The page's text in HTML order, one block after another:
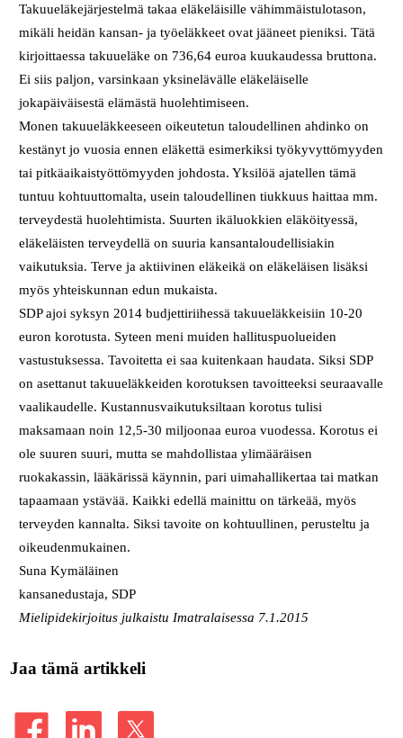
Takuueläkejärjestelmä takaa eläkeläisille vähimmäistulotason,
mikäli heidän kansan- ja työeläkkeet ovat jääneet pieniksi. Tätä
kirjoittaessa takuueläke on 736,64 euroa kuukaudessa bruttona.
Ei siis paljon, varsinkaan yksinelävälle eläkeläiselle
jokapäiväisestä elämästä huolehtimiseen.
Monen takuueläkkeeseen oikeutetun taloudellinen ahdinko on
kestänyt jo vuosia ennen eläkettä esimerkiksi työkyvyttömyyden
tai pitkäaikaistyöttömyyden johdosta. Yksilöä ajatellen tämä
tuntuu kohtuuttomalta, usein taloudellinen tiukkuus haittaa mm.
terveydestä huolehtimista. Suurten ikäluokkien eläköityessä,
eläkeläisten terveydellä on suuria kansantaloudellisiakin
vaikutuksia. Terve ja aktiivinen eläkeikä on eläkeläisen lisäksi
myös yhteiskunnan edun mukaista.
SDP ajoi syksyn 2014 budjettiriihessä takuueläkkeisiin 10-20
euron korotusta. Syteen meni muiden hallituspuolueiden
vastustuksessa. Tavoitetta ei saa kuitenkaan haudata. Siksi SDP
on asettanut takuueläkkeiden korotuksen tavoitteeksi seuraavalle
vaalikaudelle. Kustannusvaikutuksiltaan korotus tulisi
maksamaan noin 12,5-30 miljoonaa euroa vuodessa. Korotus ei
ole suuren suuri, mutta se mahdollistaa ylimääräisen
ruokakassin, lääkärissä käynnin, pari uimahallikertaa tai matkan
tapaamaan ystävää. Kaikki edellä mainittu on tärkeää, myös
terveyden kannalta. Siksi tavoite on kohtuullinen, perusteltu ja
oikeudenmukainen.
Suna Kymäläinen
kansanedustaja, SDP
Mielipidekirjoitus julkaistu Imatralaisessa 7.1.2015
Jaa tämä artikkeli